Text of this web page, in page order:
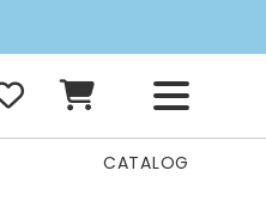
CATALOG